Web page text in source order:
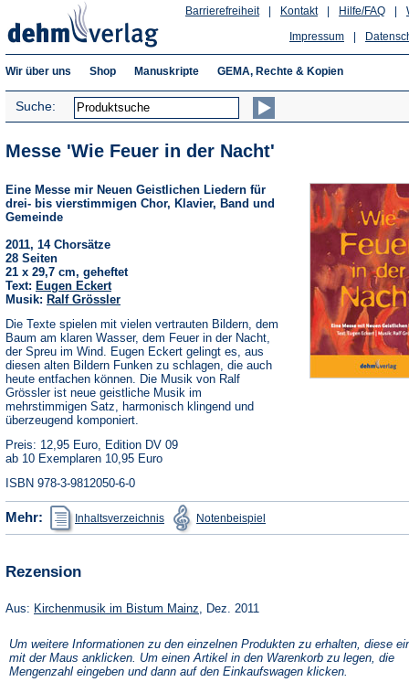
Hilfe/FAQ
Kontakt
Barrierefreiheit
Impressum
Wir über uns Shop Manuskripte GEMA, Rechte & Kopien
Suche:
Messe 'Wie Feuer in der Nacht'
Eine Messe mir Neuen Geistlichen Liedern für
drei- bis vierstimmigen Chor, Klavier, Band und
Gemeinde
2011, 14 Chorsätze
28 Seiten
21 x 29,7 cm, geheftet
Text: Eugen Eckert
Musik: Ralf Grössler
Die Texte spielen mit vielen vertrauten Bildern, dem
Baum am klaren Wasser, dem Feuer in der Nacht,
der Spreu im Wind. Eugen Eckert gelingt es, aus
diesen alten Bildern Funken zu schlagen, die auch
heute entfachen können. Die Musik von Ralf
Grössler ist neue geistliche Musik im
mehrstimmigen Satz, harmonisch klingend und
überzeugend komponiert.
Preis: 12,95 Euro, Edition DV 09
ab 10 Exemplaren 10,95 Euro
ISBN 978-3-9812050-6-0
Mehr: Inhaltsverzeichnis
(Öffnet
in
einem
Notenbeispiel in
einem
Rezension
Aus: Kirchenmusik im Bistum Mainz (Öffnet
neuen
Tab)
, Dez. 2011
Um weitere Informationen zu den einzelnen Produkten zu erhalten, diese
mit der Maus anklicken. Um einen Artikel in den Warenkorb zu legen, die
Mengenzahl eingeben und dann auf den Einkaufswagen klicken.